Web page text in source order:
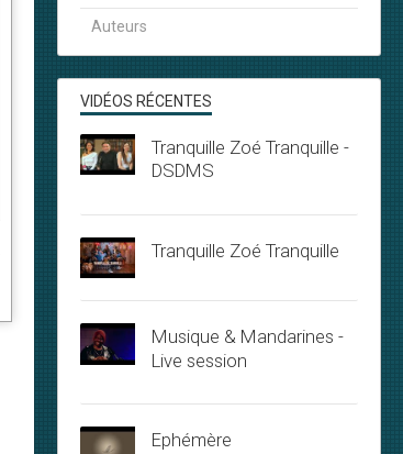
Auteurs
VIDÉOS RÉCENTES
Tranquille Zoé Tranquille -
DSDMS
Tranquille Zoé Tranquille
Musique & Mandarines -
Live session
Ephémère